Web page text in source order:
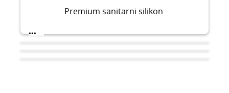
Premium sanitarni silikon
...